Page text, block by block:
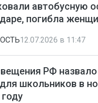
автобусную
погибла
12.07.2026 в 11:47
РФ
школьников в